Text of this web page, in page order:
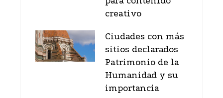
creativo
Ciudades con más
sitios declarados
Patrimonio de la
Humanidad y su
importancia